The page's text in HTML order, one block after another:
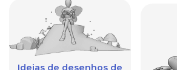
Ideias de desenhos de